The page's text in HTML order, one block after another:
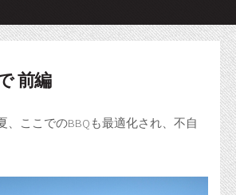
前編
、ここでのBBQも最適化され、不自